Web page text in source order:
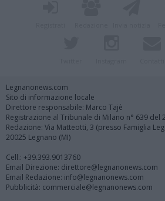
Legnanonews.com
Sito di informazione locale
Direttore responsabile: Marco Tajè
Registrazione al Tribunale di Milano n° 639 del
Redazione: Via Matteotti, 3 (presso Famiglia
20025 Legnano (MI)
Cell.: +39.393.9013760
Email Direzione: direttore@legnanonews.com
Email Redazione: info@legnanonews.com
Pubblicità: commerciale@legnanonews.com